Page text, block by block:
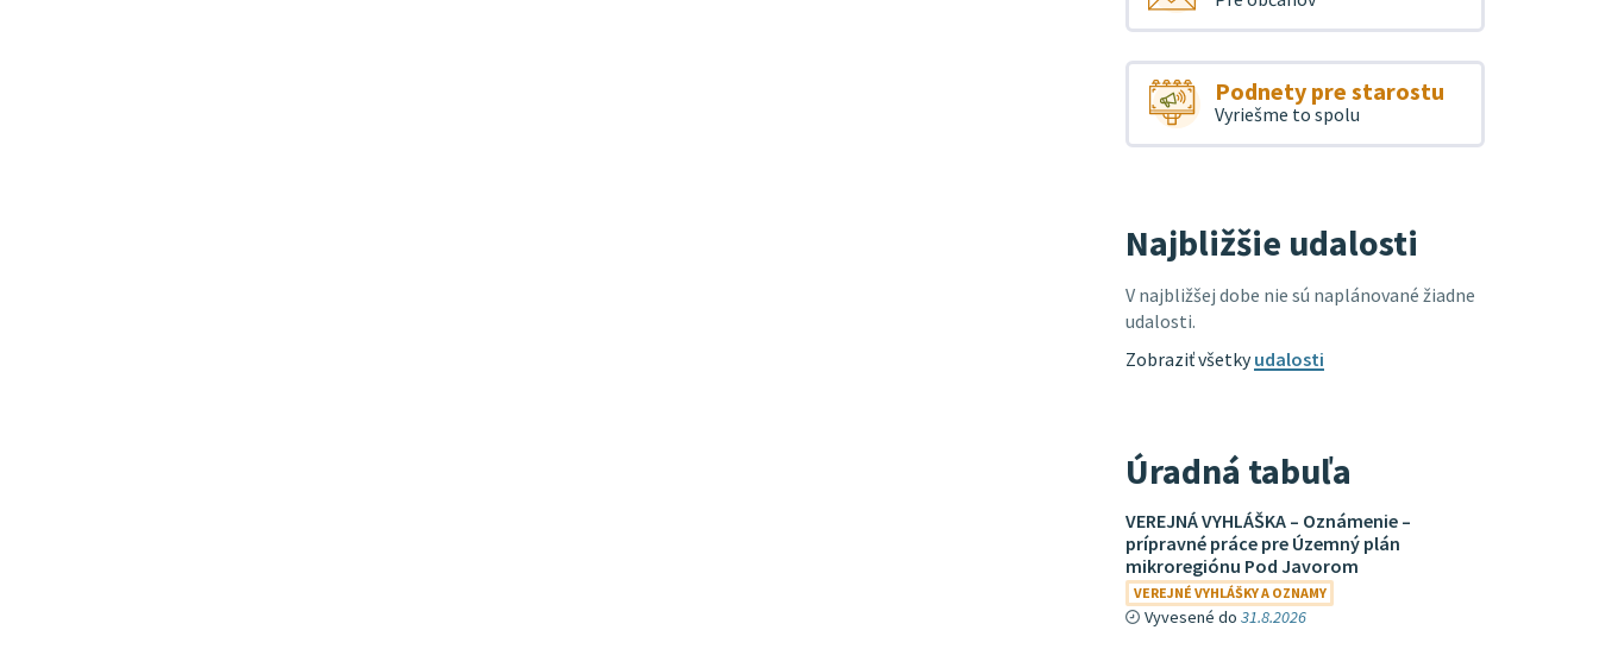
Podnety pre starostu
Vyriešme to spolu
Najbližšie udalosti
V najbližšej dobe nie sú naplánované žiadne
udalosti.
Zobraziť všetkyudalosti
Úradná tabuľa
VEREJNÁ VYHLÁŠKA – Oznámenie –
prípravné práce pre Územný plán
mikroregiónu Pod Javorom
VEREJNÉ VYHLÁŠKY A OZNAMY
Vyvesené do 31.8.2026